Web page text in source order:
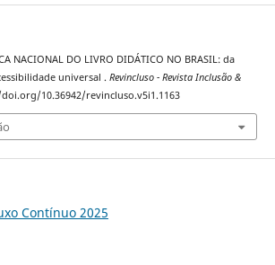
NACIONAL DO LIVRO DIDÁTICO NO BRASIL: da
universal . Revincluso - Revista Inclusão &
10.36942/revincluso.v5i1.1163
Contínuo 2025